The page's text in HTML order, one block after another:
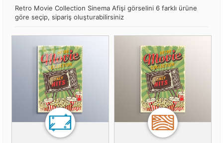
Retro Movie Collection Sinema Afişi görselini 6 farklı ürüne
göre seçip, sipariş oluşturabilirsiniz